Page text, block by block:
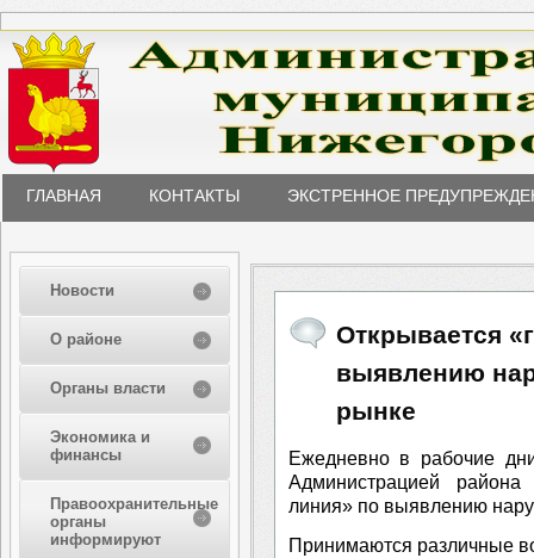
ГЛАВНАЯ КОНТАКТЫ ЭКСТРЕННОЕ
Новости
О районе
Органы власти
Экономика и
финансы
Правоохранительные
органы
информируют
Открывается
выявлению
рынке
Ежедневно в рабочие
Администрацией района
линия» по выявлению
Принимаются различные